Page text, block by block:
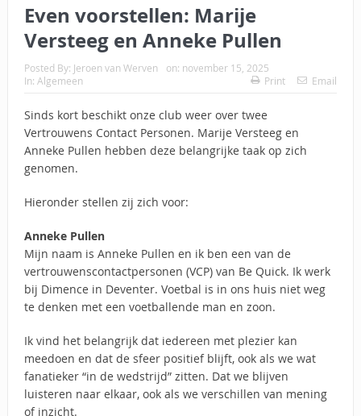
Even voorstellen: Marije
Versteeg en Anneke Pullen
Posted By: Jeroen van Werven on: november 15, 2025
In: Algemeen Print Email
Sinds kort beschikt onze club weer over twee
Vertrouwens Contact Personen. Marije Versteeg en
Anneke Pullen hebben deze belangrijke taak op zich
genomen.
Hieronder stellen zij zich voor:
Anneke Pullen
Mijn naam is Anneke Pullen en ik ben een van de
vertrouwenscontactpersonen (VCP) van Be Quick. Ik werk
bij Dimence in Deventer. Voetbal is in ons huis niet weg
te denken met een voetballende man en zoon.
Ik vind het belangrijk dat iedereen met plezier kan
meedoen en dat de sfeer positief blijft, ook als we wat
fanatieker “in de wedstrijd” zitten. Dat we blijven
luisteren naar elkaar, ook als we verschillen van mening
of inzicht.